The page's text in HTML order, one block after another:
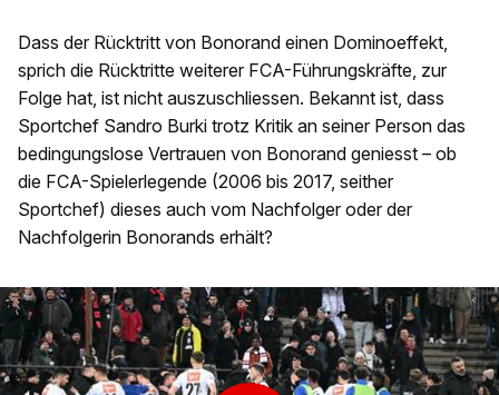
Dass der Rücktritt von Bonorand einen Dominoeffekt,
sprich die Rücktritte weiterer FCA-Führungskräfte, zur
Folge hat, ist nicht auszuschliessen. Bekannt ist, dass
Sportchef Sandro Burki trotz Kritik an seiner Person das
bedingungslose Vertrauen von Bonorand geniesst – ob
die FCA-Spielerlegende (2006 bis 2017, seither
Sportchef) dieses auch vom Nachfolger oder der
Nachfolgerin Bonorands erhält?